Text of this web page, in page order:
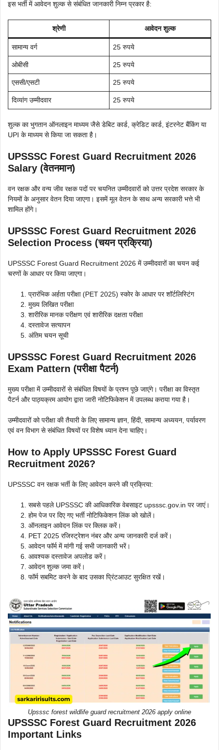
इस भर्ती में आवेदन शुल्क से संबंधित जानकारी निम्न प्रकार है:
श्रेणी आवेदन शुल्क
सामान्य वर्ग 25 रुपये
ओबीसी 25 रुपये
एससी/एसटी 25 रुपये
दिव्यांग उम्मीदवार 25 रुपये
शुल्क का भुगतान ऑनलाइन माध्यम जैसे डेबिट कार्ड, क्रेडिट कार्ड, इंटरनेट बैंकिंग या
UPI के माध्यम से किया जा सकता है।
UPSSSC Forest Guard Recruitment 2026
Salary (वेतनमान)
वन रक्षक और वन्य जीव रक्षक पदों पर चयनित उम्मीदवारों को उत्तर प्रदेश सरकार के
नियमों के अनुसार वेतन दिया जाएगा। इसमें मूल वेतन के साथ अन्य सरकारी भत्ते भी
शामिल होंगे।
UPSSSC Forest Guard Recruitment 2026
Selection Process (चयन प्रक्रिया)
UPSSSC Forest Guard Recruitment 2026 में उम्मीदवारों का चयन कई
चरणों के आधार पर किया जाएगा।
प्रारंभिक अर्हता परीक्षा (PET 2025) स्कोर के आधार पर शॉर्टलिस्टिंग
मुख्य लिखित परीक्षा
शारीरिक मानक परीक्षण एवं शारीरिक दक्षता परीक्षा
दस्तावेज सत्यापन
अंतिम चयन सूची
UPSSSC Forest Guard Recruitment 2026
Exam Pattern (परीक्षा पैटर्न)
मुख्य परीक्षा में उम्मीदवारों से संबंधित विषयों के प्रश्न पूछे जाएंगे। परीक्षा का विस्तृत
पैटर्न और पाठ्यक्रम आयोग द्वारा जारी नोटिफिकेशन में उपलब्ध कराया गया है।
उम्मीदवारों को परीक्षा की तैयारी के लिए सामान्य ज्ञान, हिंदी, सामान्य अध्ययन, पर्यावरण
एवं वन विभाग से संबंधित विषयों पर विशेष ध्यान देना चाहिए।
How to Apply UPSSSC Forest Guard
Recruitment 2026?
UPSSSC वन रक्षक भर्ती के लिए आवेदन करने की प्रक्रिया:
सबसे पहले UPSSSC की आधिकारिक वेबसाइट upsssc.gov.in पर जाएं।
होम पेज पर दिए गए भर्ती नोटिफिकेशन लिंक को खोलें।
ऑनलाइन आवेदन लिंक पर क्लिक करें।
PET 2025 रजिस्ट्रेशन नंबर और अन्य जानकारी दर्ज करें।
आवेदन फॉर्म में मांगी गई सभी जानकारी भरें।
आवश्यक दस्तावेज अपलोड करें।
आवेदन शुल्क जमा करें।
फॉर्म सबमिट करने के बाद उसका प्रिंटआउट सुरक्षित रखें।
Upsssc forest wildlife guard recruitment 2026 apply online
UPSSSC Forest Guard Recruitment 2026
Important Links